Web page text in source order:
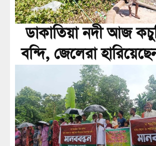
ডাকাতিয়া নদী আজ
বন্দি, জেলেরা